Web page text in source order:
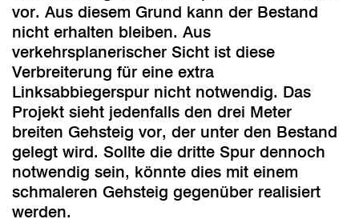
vor. Aus diesem Grund kann der Bestand
nicht erhalten bleiben. Aus
verkehrsplanerischer Sicht ist diese
Verbreiterung für eine extra
Linksabbiegerspur nicht notwendig. Das
Projekt sieht jedenfalls den drei Meter
breiten Gehsteig vor, der unter den Bestand
gelegt wird. Sollte die dritte Spur dennoch
notwendig sein, könnte dies mit einem
schmaleren Gehsteig gegenüber realisiert
werden.